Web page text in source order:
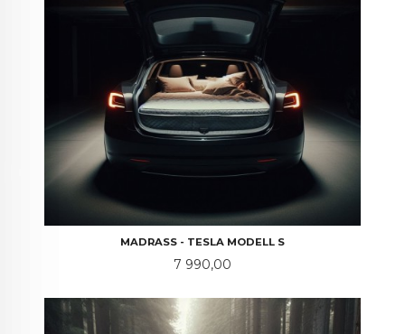
MADRASS - TESLA MODELL S
Pris
7 990,00